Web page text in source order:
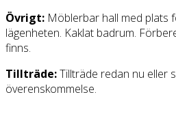
Övrigt: Möblerbar hall med plats
lägenheten. Kaklat badrum.
finns.
Tillträde:Tillträde redan nu eller
överenskommelse.